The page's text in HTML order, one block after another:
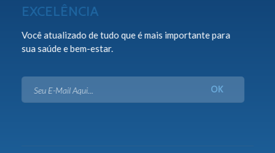
EXCELÊNCIA
Você atualizado de tudo que é mais importante para
sua saúde e bem-estar.